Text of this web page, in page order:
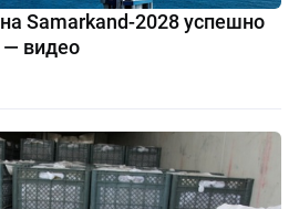
Samarkand-2028 успешно
— видео